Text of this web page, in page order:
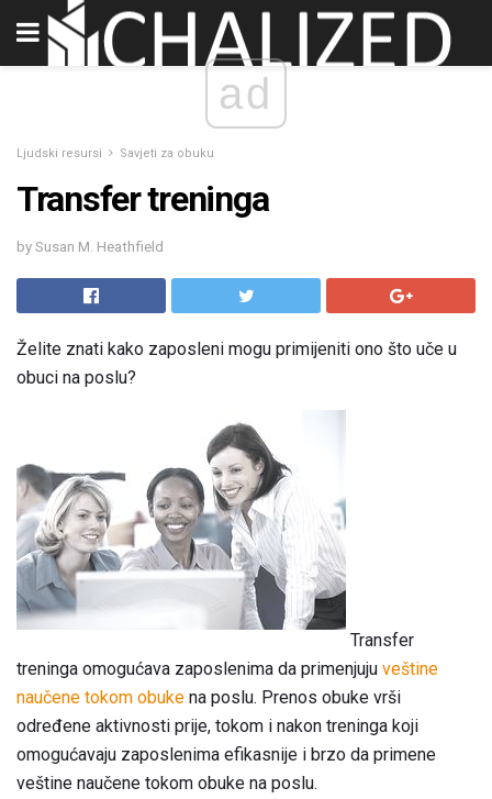
ad
Ljudski resursi Savjeti za obuku
Transfer treninga
by Susan M. Heathfield
Želite znati kako zaposleni mogu primijeniti ono što uče u
obuci na poslu?
Transfer
treninga omogućava zaposlenima da primenjuju veštine
naučene tokom obuke na poslu. Prenos obuke vrši
određene aktivnosti prije, tokom i nakon treninga koji
omogućavaju zaposlenima efikasnije i brzo da primene
veštine naučene tokom obuke na poslu.